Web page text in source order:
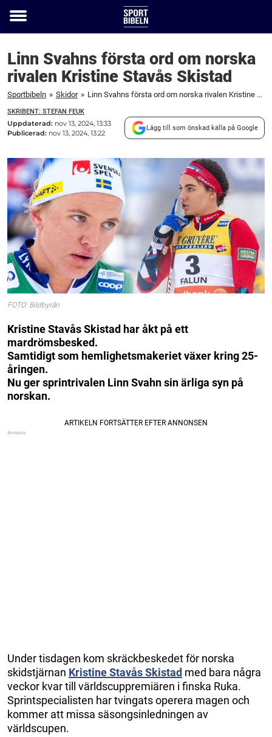
Toggle
Linn Svahns första ord om norska
rivalen Kristine Stavås Skistad
Sportbibeln » Skidor » Linn Svahns första ord om norska rivalen Kristine Stavås Skistad
SKRIBENT: STEFAN FEUK
Uppdaterad: nov 13, 2024, 13:33
Publicerad: nov 13, 2024, 13:22
Lägg till som önskad källa på Google
FOTO: Bildbyrån
Kristine Stavås Skistad har åkt på ett
mardrömsbesked.
Samtidigt som hemlighetsmakeriet växer kring 25-
åringen.
Nu ger sprintrivalen Linn Svahn sin ärliga syn på
norskan.
Under tisdagen kom skräckbeskedet för norska
skidstjärnan Kristine Stavås Skistad med bara några
veckor kvar till världscuppremiären i finska Ruka.
Sprintspecialisten har tvingats operera magen och
kommer att missa säsongsinledningen av
världscupen.